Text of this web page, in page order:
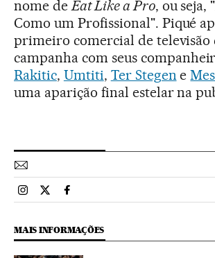
nome de Eat Like a Pro, ou seja,
Como um Profissional". Piqué
primeiro comercial de televisão
campanha com seus
Rakitic, Umtiti, Ter Stegen e
uma aparição final estelar na
Esportes El País Brasil en Instagram
Esportes El País Brasil en Twitter
Esportes El País Brasil en
MAIS INFORMAÇÕES